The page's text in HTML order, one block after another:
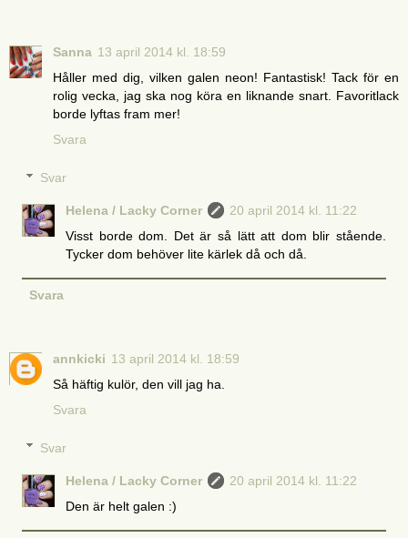
Sanna 13 april 2014 kl. 18:59
Håller med dig, vilken galen neon! Fantastisk! Tack för en
rolig vecka, jag ska nog köra en liknande snart. Favoritlack
borde lyftas fram mer!
Svara
Svar
Helena / Lacky Corner
20 april 2014 kl. 11:22
Visst borde dom. Det är så lätt att dom blir stående.
Tycker dom behöver lite kärlek då och då.
Svara
annkicki 13 april 2014 kl. 18:59
Så häftig kulör, den vill jag ha.
Svara
Svar
Helena / Lacky Corner
20 april 2014 kl. 11:22
Den är helt galen :)